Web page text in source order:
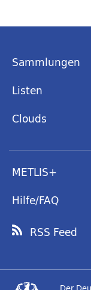
Sammlungen
Listen
Clouds
METLIS+
Hilfe/FAQ
RSS Feed